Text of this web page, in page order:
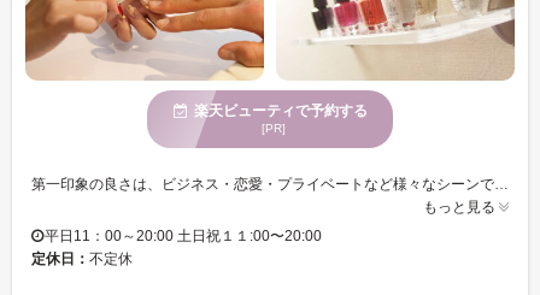
楽天ビューティで予約する
[PR]
もっと見る
平日11：00～20:00 土日祝１１:00〜20:00
定休日： 不定休